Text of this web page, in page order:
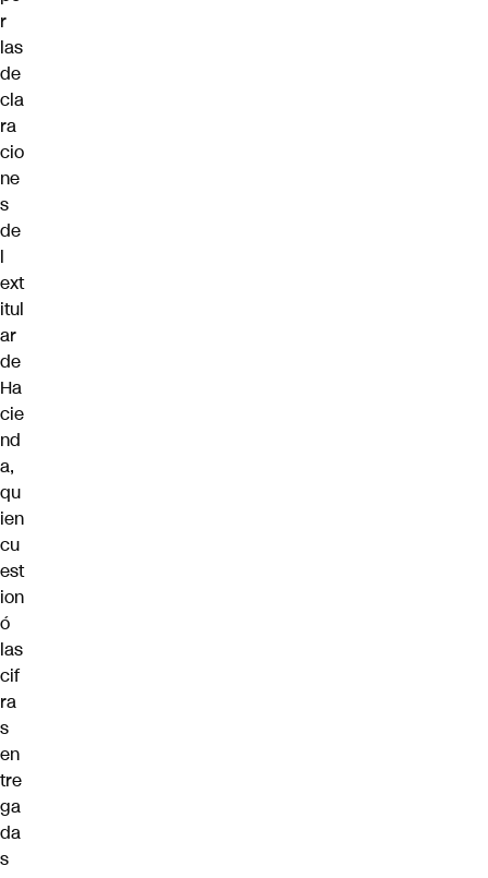
r
las
de
cla
ra
cio
ne
s
de
l
ext
itul
ar
de
Ha
cie
nd
a,
qu
ien
cu
est
ion
ó
las
cif
ra
s
en
tre
ga
da
s